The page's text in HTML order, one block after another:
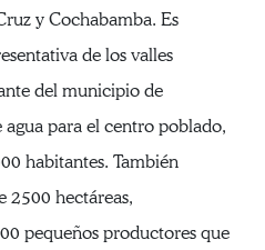
y Cochabamba. Es
de los valles
del municipio de
para el centro poblado,
habitantes. También
2500 hectáreas,
pequeños productores que